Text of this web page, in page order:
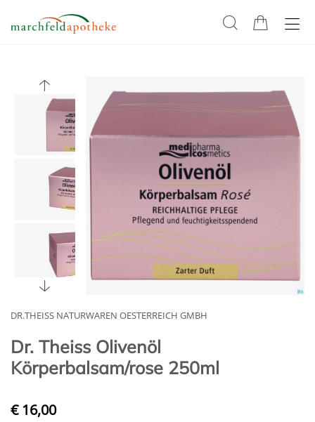
DR.THEISS NATURWAREN OESTERREICH GMBH
Dr. Theiss Olivenöl
Körperbalsam/rose 250ml
€ 16,00